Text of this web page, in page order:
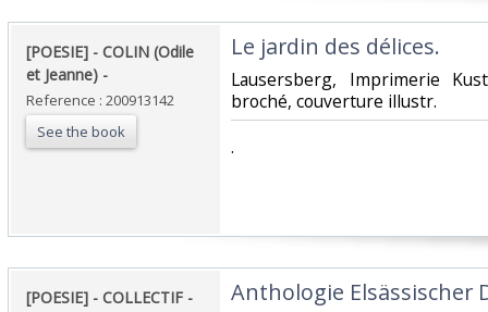
‎[POESIE] - COLIN (Odile
et Jeanne) - ‎
Reference : 200913142
See the book
‎Le jardin des délices. ‎
‎Lausersberg, Imprimerie
broché, couverture illustr.‎
‎.‎
‎[POESIE] - COLLECTIF - ‎ ‎Anthologie Elsässischer